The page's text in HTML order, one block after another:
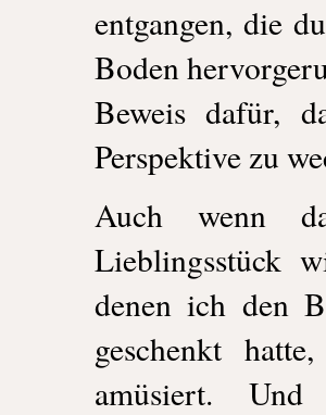
entgangen, die
Boden
Beweis dafür,
Perspektive zu
Auch wenn
Lieblingsstück
denen ich den
geschenkt
amüsiert.